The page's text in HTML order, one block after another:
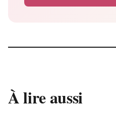
À lire aussi